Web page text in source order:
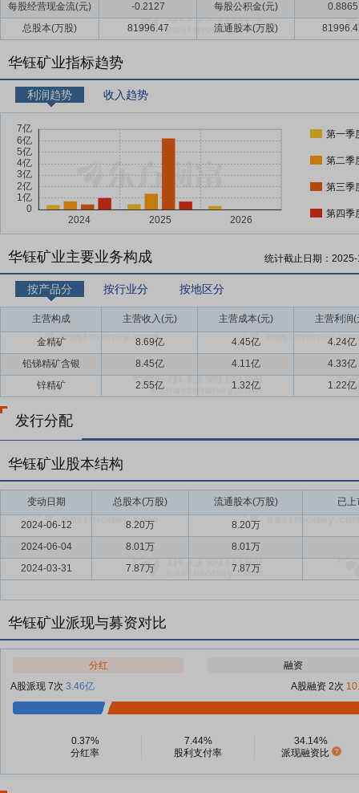
每股经营现金流(元)
-0.2127 每股公积金(元)
0.8865
总股本(万股)
81996.47 流通股本(万股)
华钰矿业指标趋势
利润趋势 收入趋势
第一季
第二季
第三季
第四季
华钰矿业主要业务构成 统计截止日期：
按产品分 按行业分 按地区分
主营构成 主营收入(元) 主营成本(元) 主营利润(
金精矿 8.69亿 4.45亿
4.24亿
铅锑精矿含银
8.45亿 4.11亿
4.33亿
锌精矿
2.55亿 1.32亿 1.22亿
发行分配
华钰矿业股本结构
变动日期 总股本(万股) 流通股本(万股) 已
2024-06-12 8.20万
8.20万
2024-06-04
8.01万
8.01万
2024-03-31
7.87万 7.87万
华钰矿业派现与募资对比
分红
融资
A股派现 7次 3.46亿 A股融资 2次
0.37%
分红率
7.44%
股利支付率
34.14%
派现融资比